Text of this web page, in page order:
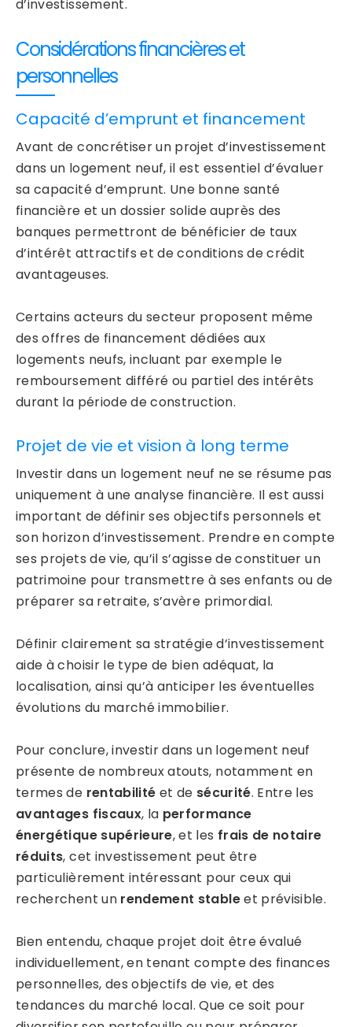
d’investissement.
Considérations financières et
personnelles
Capacité d’emprunt et financement
Avant de concrétiser un projet d’investissement
dans un logement neuf, il est essentiel d’évaluer
sa capacité d’emprunt. Une bonne santé
financière et un dossier solide auprès des
banques permettront de bénéficier de taux
d’intérêt attractifs et de conditions de crédit
avantageuses.
Certains acteurs du secteur proposent même
des offres de financement dédiées aux
logements neufs, incluant par exemple le
remboursement différé ou partiel des intérêts
durant la période de construction.
Projet de vie et vision à long terme
Investir dans un logement neuf ne se résume pas
uniquement à une analyse financière. Il est aussi
important de définir ses objectifs personnels et
son horizon d’investissement. Prendre en compte
ses projets de vie, qu’il s’agisse de constituer un
patrimoine pour transmettre à ses enfants ou de
préparer sa retraite, s’avère primordial.
Définir clairement sa stratégie d’investissement
aide à choisir le type de bien adéquat, la
localisation, ainsi qu’à anticiper les éventuelles
évolutions du marché immobilier.
Pour conclure, investir dans un logement neuf
présente de nombreux atouts, notamment en
termes de rentabilité et de sécurité. Entre les
avantages fiscaux, la performance
énergétique supérieure, et les frais de notaire
réduits, cet investissement peut être
particulièrement intéressant pour ceux qui
recherchent un rendement stableet prévisible.
Bien entendu, chaque projet doit être évalué
individuellement, en tenant compte des finances
personnelles, des objectifs de vie, et des
tendances du marché local. Que ce soit pour